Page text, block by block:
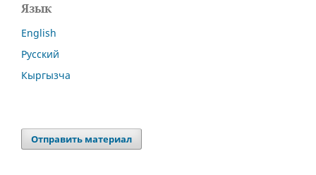
Язык
English
Русский
Кыргызча
Отправить материал